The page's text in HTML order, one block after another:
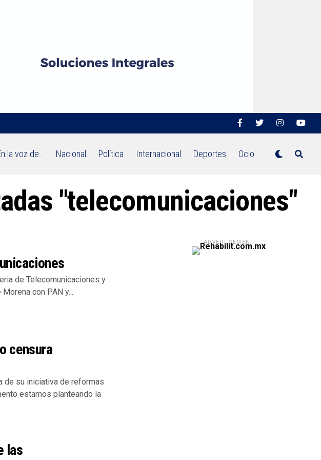
la voz de… Nacional Política Internacional Deportes Ocio
"telecomunicaciones"
de Telecomunicaciones y
con PAN y...
censura
de su iniciativa de reformas
estamos planteando la
las
ADVERTISEMENT